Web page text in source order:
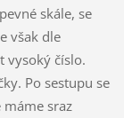
skále, se
však dle
vysoký číslo.
Po sestupu se
sraz